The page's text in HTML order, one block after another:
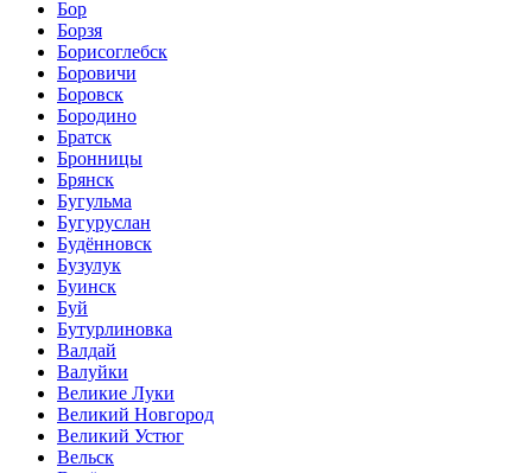
Бор
Борзя
Борисоглебск
Боровичи
Боровск
Бородино
Братск
Бронницы
Брянск
Бугульма
Бугуруслан
Будённовск
Бузулук
Буинск
Буй
Бутурлиновка
Валдай
Валуйки
Великие Луки
Великий Новгород
Великий Устюг
Вельск